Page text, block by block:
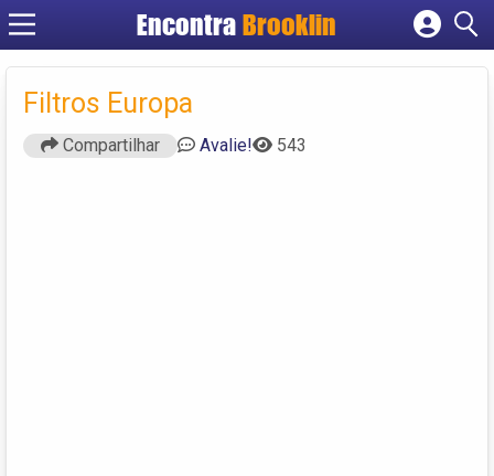
Encontra Brooklin
Cadastrar empresa
Filtros Europa
Compartilhar Avalie! 543